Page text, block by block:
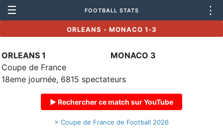
☰ FOOTBALL STATS ⋮
ORLEANS - MONACO 1-3
ORLEANS 1
MONACO 3
Coupe de France
18eme journée, 6815 spectateurs
▶ Rechercher ce match sur YouTube
> Coupe de France de Football 2026